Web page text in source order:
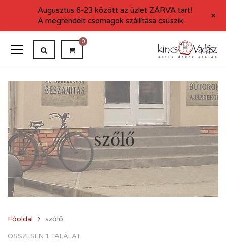
0
szőlő
Főoldal szőlő
ÖSSZESEN 1 TALÁLAT
Augusztus 6-23 között az üzlet ZÁRVA tart!
A megrendelt csomagok szállítása csúszik.
+